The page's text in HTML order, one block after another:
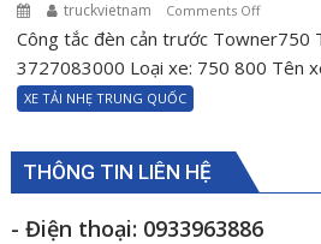
truckvietnam Comments Offon
Công
tắc
3727083000
Công tắc đèn cản trước Towner750
3727083000 Loại xe: 750 800 Tên
XE TẢI NHẸ TRUNG QUỐC
THÔNG TIN LIÊN HỆ
- Điện thoại: 0933963886